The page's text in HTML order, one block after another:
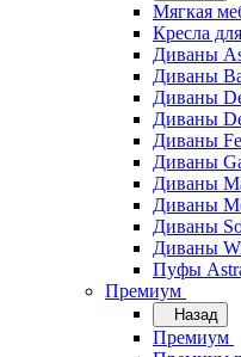
Мягкая
Кресла
Диваны
Диваны
Диваны
Диваны
Диваны
Диваны
Диваны
Диваны
Диваны
Диваны
Пуфы
Премиум
Назад
Премиум